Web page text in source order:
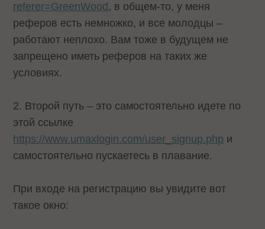
referer=GreenWood , в общем-то, у меня
реферов есть немножко, и все молодцы –
работают неплохо. Вам тоже в будущем не
запрещено иметь реферов на таких же
условиях.
2. Второй путь – это самостоятельно идете по
этой ссылке
https://www.umaxlogin.com/user_signup.php и
самостоятельно пускаетесь в плавание.
При входе на регистрацию вы увидите вот
такое окно: